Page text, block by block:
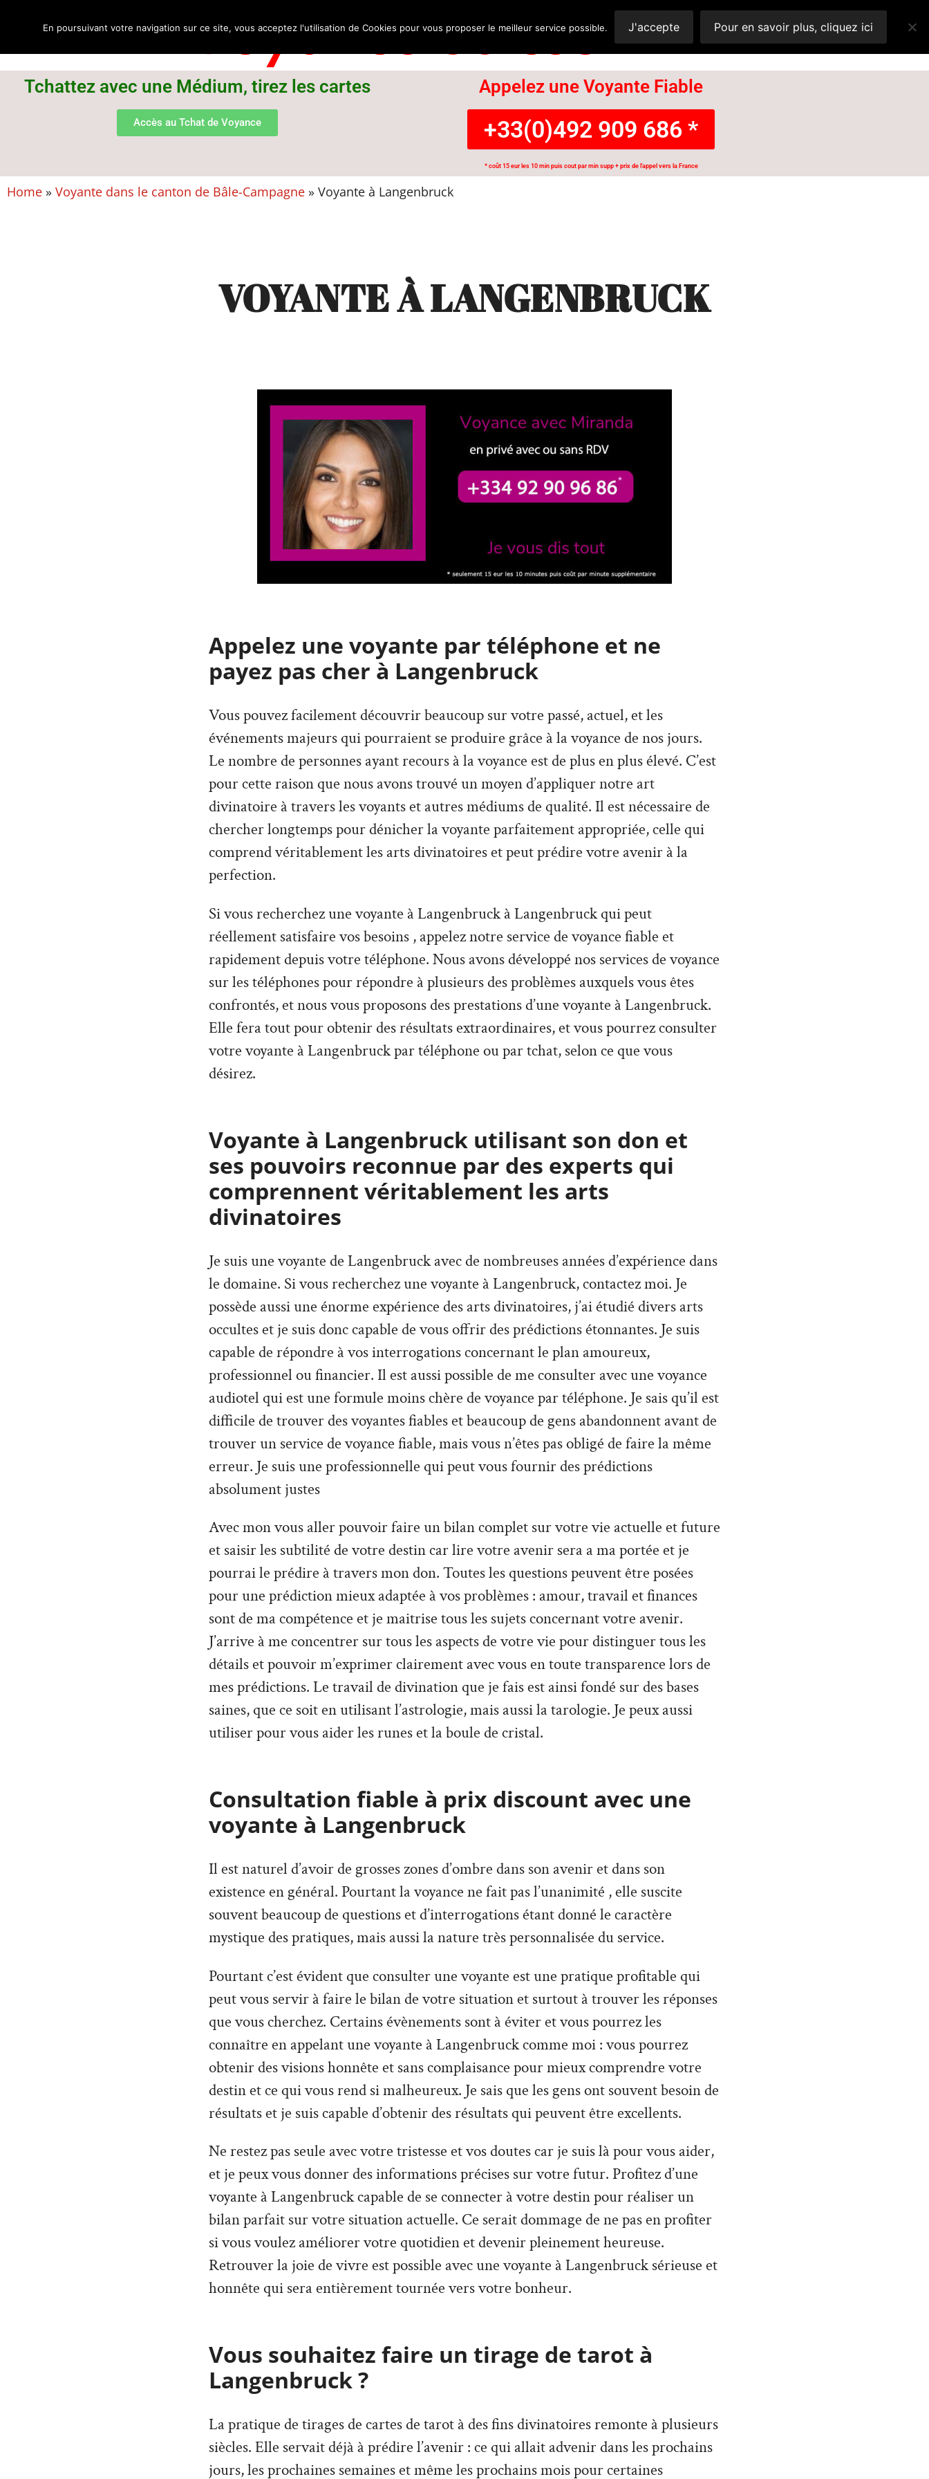
Voyance Suisse
Tchattez avec une Médium, tirez les cartes
Accès au Tchat de Voyance
Appelez une Voyante Fiable
+33(0)492 909 686 *
* coût 15 eur les 10 min puis cout par min supp + prix de l'appel vers la France
Home » Voyante dans le canton de Bâle-Campagne » Voyante à Langenbruck
VOYANTE À LANGENBRUCK
Appelez une voyante par téléphone et ne
payez pas cher à Langenbruck
Vous pouvez facilement découvrir beaucoup sur votre passé, actuel, et les
événements majeurs qui pourraient se produire grâce à la voyance de nos jours.
Le nombre de personnes ayant recours à la voyance est de plus en plus élevé. C’est
pour cette raison que nous avons trouvé un moyen d’appliquer notre art
divinatoire à travers les voyants et autres médiums de qualité. Il est nécessaire de
chercher longtemps pour dénicher la voyante parfaitement appropriée, celle qui
comprend véritablement les arts divinatoires et peut prédire votre avenir à la
perfection.
Si vous recherchez une voyante à Langenbruck à Langenbruck qui peut
réellement satisfaire vos besoins , appelez notre service de voyance fiable et
rapidement depuis votre téléphone. Nous avons développé nos services de voyance
sur les téléphones pour répondre à plusieurs des problèmes auxquels vous êtes
confrontés, et nous vous proposons des prestations d’une voyante à Langenbruck.
Elle fera tout pour obtenir des résultats extraordinaires, et vous pourrez consulter
votre voyante à Langenbruck par téléphone ou par tchat, selon ce que vous
désirez.
Voyante à Langenbruck utilisant son don et
ses pouvoirs reconnue par des experts qui
comprennent véritablement les arts
divinatoires
Je suis une voyante de Langenbruck avec de nombreuses années d’expérience dans
le domaine. Si vous recherchez une voyante à Langenbruck, contactez moi. Je
possède aussi une énorme expérience des arts divinatoires, j’ai étudié divers arts
occultes et je suis donc capable de vous offrir des prédictions étonnantes. Je suis
capable de répondre à vos interrogations concernant le plan amoureux,
professionnel ou financier. Il est aussi possible de me consulter avec une voyance
audiotel qui est une formule moins chère de voyance par téléphone. Je sais qu’il est
difficile de trouver des voyantes fiables et beaucoup de gens abandonnent avant de
trouver un service de voyance fiable, mais vous n’êtes pas obligé de faire la même
erreur. Je suis une professionnelle qui peut vous fournir des prédictions
absolument justes
Avec mon vous aller pouvoir faire un bilan complet sur votre vie actuelle et future
et saisir les subtilité de votre destin car lire votre avenir sera a ma portée et je
pourrai le prédire à travers mon don. Toutes les questions peuvent être posées
pour une prédiction mieux adaptée à vos problèmes : amour, travail et finances
sont de ma compétence et je maitrise tous les sujets concernant votre avenir.
J’arrive à me concentrer sur tous les aspects de votre vie pour distinguer tous les
détails et pouvoir m’exprimer clairement avec vous en toute transparence lors de
mes prédictions. Le travail de divination que je fais est ainsi fondé sur des bases
saines, que ce soit en utilisant l’astrologie, mais aussi la tarologie. Je peux aussi
utiliser pour vous aider les runes et la boule de cristal.
Consultation fiable à prix discount avec une
voyante à Langenbruck
Il est naturel d’avoir de grosses zones d’ombre dans son avenir et dans son
existence en général. Pourtant la voyance ne fait pas l’unanimité , elle suscite
souvent beaucoup de questions et d’interrogations étant donné le caractère
mystique des pratiques, mais aussi la nature très personnalisée du service.
Pourtant c’est évident que consulter une voyante est une pratique profitable qui
peut vous servir à faire le bilan de votre situation et surtout à trouver les réponses
que vous cherchez. Certains évènements sont à éviter et vous pourrez les
connaître en appelant une voyante à Langenbruck comme moi : vous pourrez
obtenir des visions honnête et sans complaisance pour mieux comprendre votre
destin et ce qui vous rend si malheureux. Je sais que les gens ont souvent besoin de
résultats et je suis capable d’obtenir des résultats qui peuvent être excellents.
Ne restez pas seule avec votre tristesse et vos doutes car je suis là pour vous aider,
et je peux vous donner des informations précises sur votre futur. Profitez d’une
voyante à Langenbruck capable de se connecter à votre destin pour réaliser un
bilan parfait sur votre situation actuelle. Ce serait dommage de ne pas en profiter
si vous voulez améliorer votre quotidien et devenir pleinement heureuse.
Retrouver la joie de vivre est possible avec une voyante à Langenbruck sérieuse et
honnête qui sera entièrement tournée vers votre bonheur.
Vous souhaitez faire un tirage de tarot à
Langenbruck ?
La pratique de tirages de cartes de tarot à des fins divinatoires remonte à plusieurs
siècles. Elle servait déjà à prédire l’avenir : ce qui allait advenir dans les prochains
jours, les prochaines semaines et même les prochains mois pour certaines
En poursuivant votre navigation sur ce site, vous acceptez l'utilisation de Cookies pour vous proposer le meilleur service possible. J'accepte Pour en savoir plus, cliquez ici